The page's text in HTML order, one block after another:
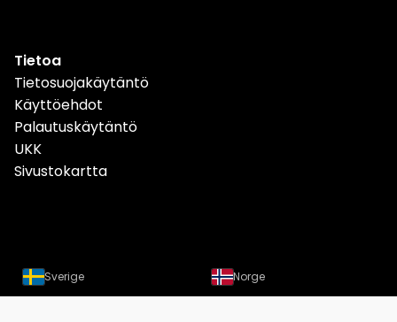
Tietoa
Tietosuojakäytäntö
Käyttöehdot
Palautuskäytäntö
UKK
Sivustokartta
Sverige Norge